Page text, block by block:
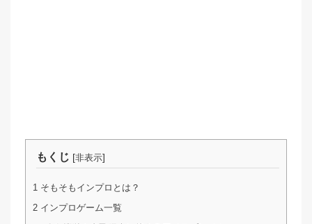
もくじ [非表示]
1そもそもインプロとは？
2インプロゲーム一覧